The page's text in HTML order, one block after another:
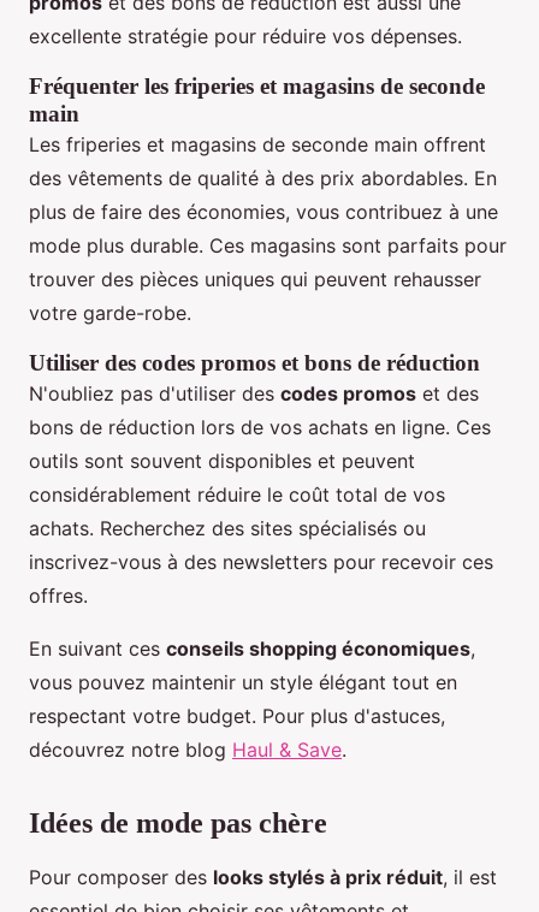
excellente stratégie pour réduire vos dépenses.
Fréquenter les friperies et magasins de seconde
main
Les friperies et magasins de seconde main offrent
des vêtements de qualité à des prix abordables. En
plus de faire des économies, vous contribuez à une
mode plus durable. Ces magasins sont parfaits pour
trouver des pièces uniques qui peuvent rehausser
votre garde-robe.
Utiliser des codes promos et bons de réduction
N'oubliez pas d'utiliser des codes promos et des
bons de réduction lors de vos achats en ligne. Ces
outils sont souvent disponibles et peuvent
considérablement réduire le coût total de vos
achats. Recherchez des sites spécialisés ou
inscrivez-vous à des newsletters pour recevoir ces
offres.
En suivant ces conseils shopping économiques,
vous pouvez maintenir un style élégant tout en
respectant votre budget. Pour plus d'astuces,
découvrez notre blog Haul & Save.
Idées de mode pas chère
Pour composer des looks stylés à prix réduit, il est